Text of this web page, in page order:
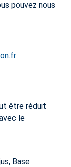
pouvez nous
être réduit
le
Base